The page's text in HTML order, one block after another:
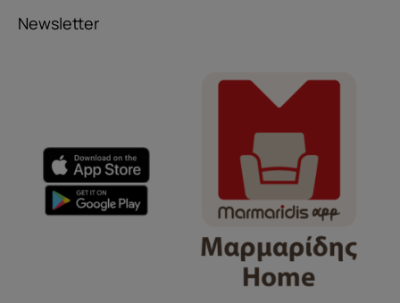
e-mail
Το μήνυμά σας
Newsletter